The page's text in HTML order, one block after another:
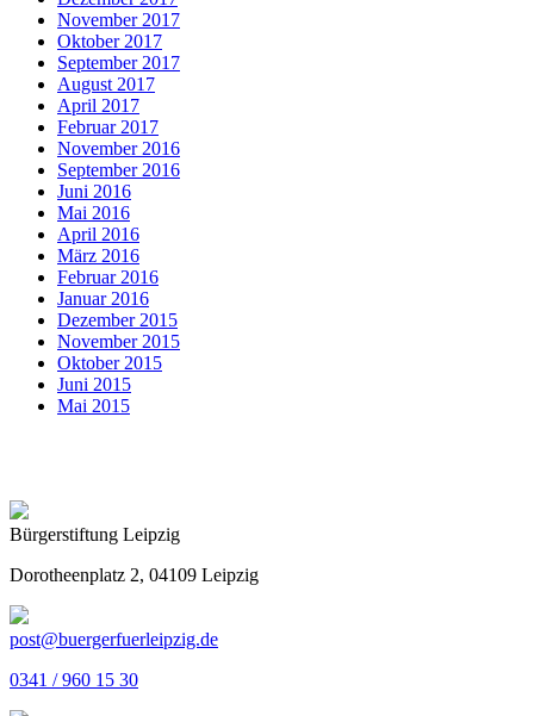
November 2017
Oktober 2017
September 2017
August 2017
April 2017
Februar 2017
November 2016
September 2016
Juni 2016
Mai 2016
April 2016
März 2016
Februar 2016
Januar 2016
Dezember 2015
November 2015
Oktober 2015
Juni 2015
Mai 2015
Bürgerstiftung Leipzig
Dorotheenplatz 2, 04109 Leipzig
post@buergerfuerleipzig.de
0341 / 960 15 30